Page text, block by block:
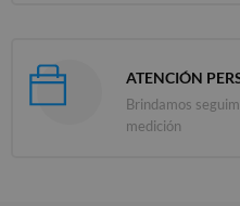
ATENCIÓN
Brindamos
medición